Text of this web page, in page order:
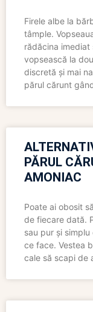
Firele albe la
tâmple.
rădăcina imediat
vopsească la
discretă și mai
părul cărunt
PĂRUL
AMONIAC
Poate ai obosit
de fiecare dată.
sau pur și
ce face. Vestea
cale să scapi de